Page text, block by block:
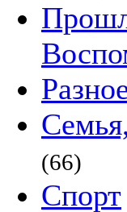
(66)
Спорт